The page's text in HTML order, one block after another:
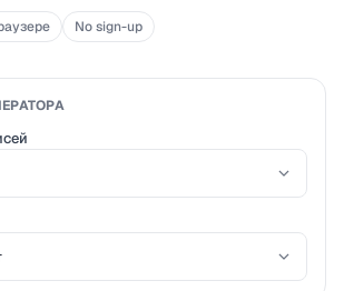
No sign-up